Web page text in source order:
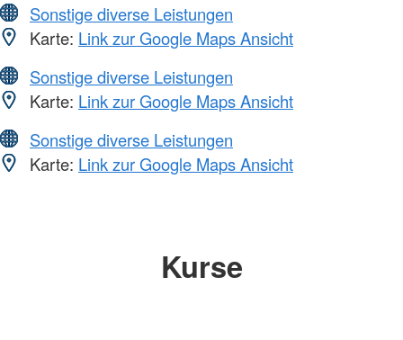
Sonstige diverse Leistungen
Karte: Link zur Google Maps Ansicht
Sonstige diverse Leistungen
Karte: Link zur Google Maps Ansicht
Sonstige diverse Leistungen
Karte: Link zur Google Maps Ansicht
Kurse